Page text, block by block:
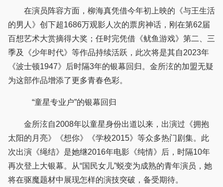
在演员阵容方面，柳海真凭借今年初上映的《与王生活
的男人》创下超1686万观影人次的票房神话，刚在第62届
百想艺术大赏摘得大奖；任时完凭借《鱿鱼游戏》第二、三
季及《少年时代》等作品持续活跃，此次将是其自2023年
《波士顿1947》后时隔3年的银幕回归。金所泫的加盟无疑
为这部作品增添了更多青春色彩。
“童星专业户”的银幕回归
金所泫自2008年以童星身份出道以来，出演过《拥抱
太阳的月亮》《想你》《学校2015》等众多热门剧集。此
次出演《绳结》是她继2016年电影《纯情》后，时隔10年
再次登上大银幕。从“国民女儿”蜕变为成熟的青年演员，她
将在驱魔题材中展现怎样的演技突破，备受期待。